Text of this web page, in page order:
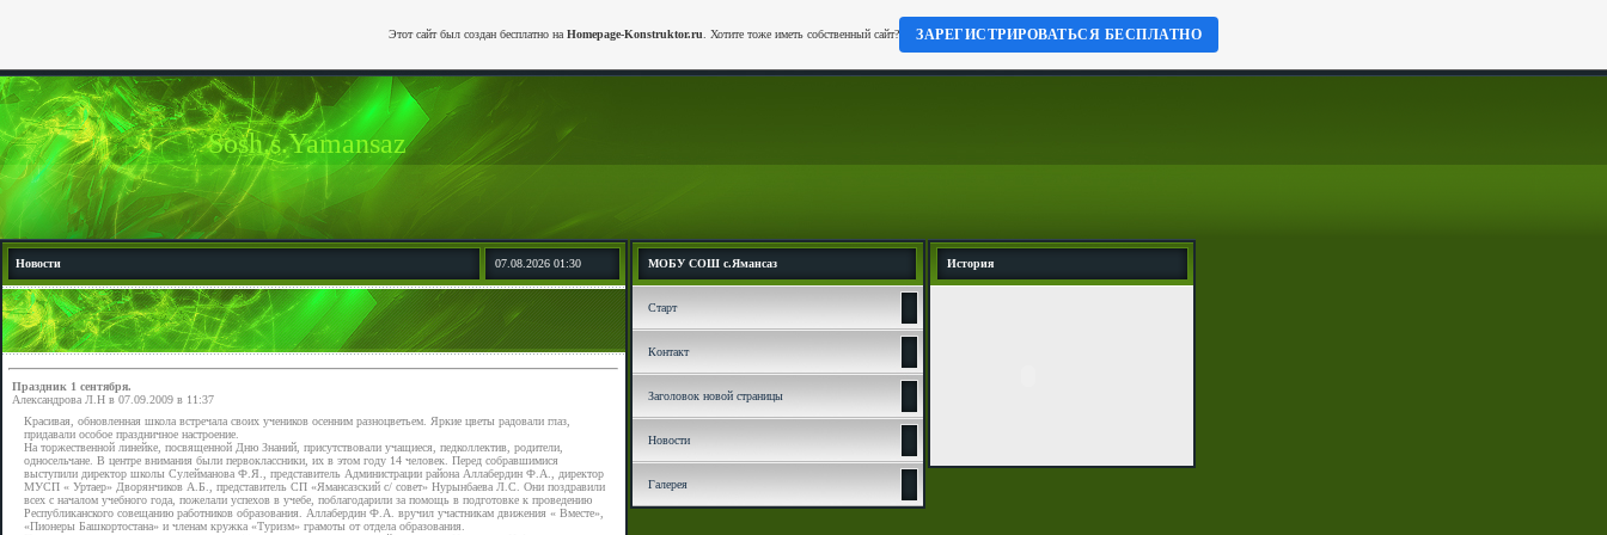
Sosh.s.Yamansaz
Новости 07.08.2026 01:30
Праздник 1 сентября.
Александрова Л.Н в 07.09.2009 в 11:37
Красивая, обновленная школа встречала своих учеников осенним разноцветьем. Яркие цветы радовали глаз,
придавали особое праздничное настроение.
На торжественной линейке, посвященной Дню Знаний, присутствовали учащиеся, педколлектив, родители,
односельчане. В центре внимания были первоклассники, их в этом году 14 человек. Перед собравшимися
выступили директор школы Сулейманова Ф.Я., представитель Администрации района Аллабердин Ф.А., директор
МУСП « Уртаер» Дворянчиков А.Б., представитель СП «Ямансазский с/ совет» Нурынбаева Л.С. Они поздравили
всех с началом учебного года, пожелали успехов в учебе, поблагодарили за помощь в подготовке к проведению
Республиканского совещанию работников образования. Аллабердин Ф.А. вручил участникам движения « Вместе»,
«Пионеры Башкортостана» и членам кружка «Туризм» грамоты от отдела образования.
МОБУ СОШ с.Ямансаз
Старт
Контакт
Заголовок новой страницы
Новости
Галерея
История
Этот сайт был создан бесплатно на Homepage-Konstruktor.ru . Хотите тоже иметь собственный сайт? ЗАРЕГИСТРИРОВАТЬСЯ БЕСПЛАТНО